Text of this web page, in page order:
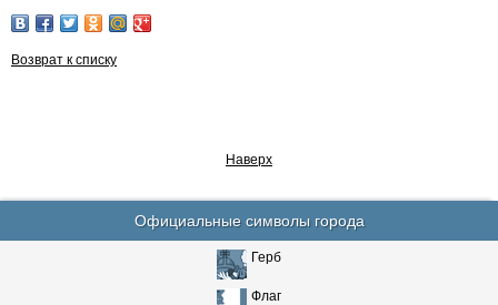
Возврат к списку
Наверх
Официальные символы города
Герб
Флаг